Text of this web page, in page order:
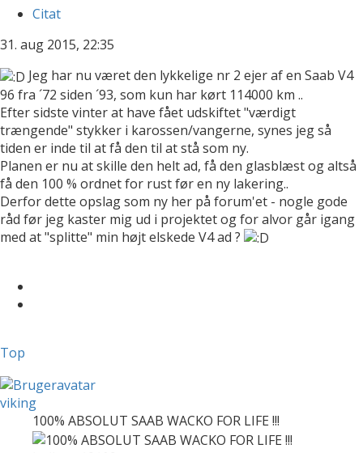
Citat
31. aug 2015, 22:35
Jeg har nu været den lykkelige nr 2 ejer af en Saab V4
96 fra ´72 siden ´93, som kun har kørt 114000 km ..
Efter sidste vinter at have fået udskiftet "værdigt
trængende" stykker i karossen/vangerne, synes jeg så
tiden er inde til at få den til at stå som ny.
Planen er nu at skille den helt ad, få den glasblæst og altså
få den 100 % ordnet for rust før en ny lakering..
Derfor dette opslag som ny her på forum'et - nogle gode
råd før jeg kaster mig ud i projektet og for alvor går igang
med at "splitte" min højt elskede V4 ad ?
Top
viking
100% ABSOLUT SAAB WACKO FOR LIFE !!!